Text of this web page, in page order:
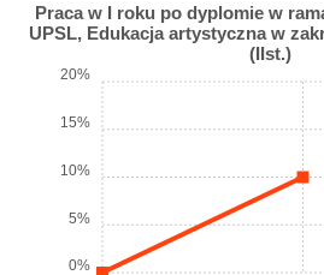
Praca w I roku po dyplomie w
UPSL, Edukacja artystyczna w
(IIst.)
0%
5%
10%
15%
20%